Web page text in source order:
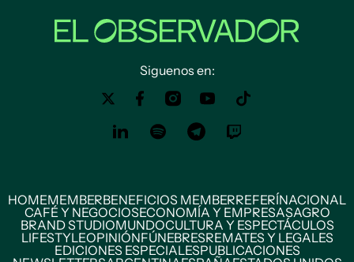
Siguenos en:
HOMEMEMBERBENEFICIOS MEMBERREFERÍNACIONAL
CAFÉ Y NEGOCIOSECONOMÍA Y EMPRESASAGRO
BRAND STUDIOMUNDOCULTURA Y ESPECTÁCULOS
LIFESTYLEOPINIÓNFÚNEBRESREMATES Y LEGALES
EDICIONES ESPECIALESPUBLICACIONES